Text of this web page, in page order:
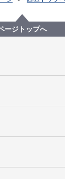
環境に優しい行動の
レンジ【アーカイブ
」シンポジウム
ージトップへ